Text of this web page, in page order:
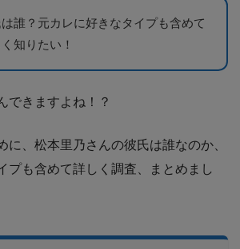
誰？元カレに好きなタイプも含めて
知りたい！
できますよね！？
に、松本里乃さんの彼氏は誰なのか、
プも含めて詳しく調査、まとめまし